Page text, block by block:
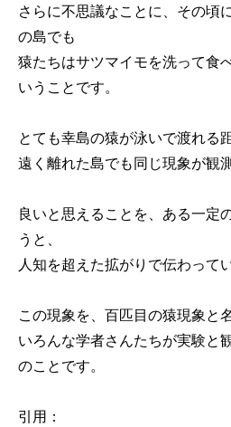
さらに不思議なことに、その頃
の島でも
猿たちはサツマイモを洗って食
いうことです。
とても幸島の猿が泳いで渡れる
遠く離れた島でも同じ現象が観
良いと思えることを、ある一定
うと、
人知を超えた拡がりで伝わって
この現象を、百匹目の猿現象と
いろんな学者さんたちが実験と
のことです。
引用：